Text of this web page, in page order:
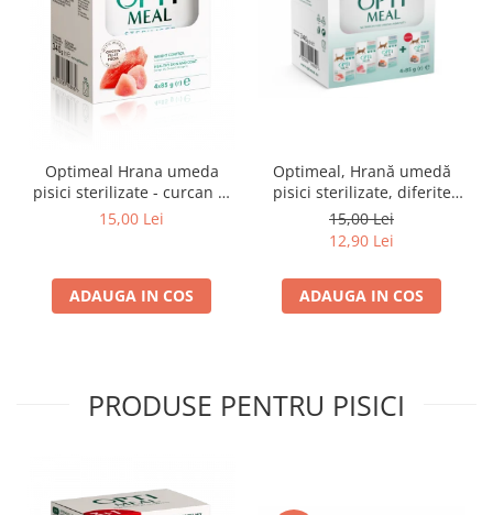
Optimeal Hrana umeda
pisici sterilizate - curcan si
pui in sos, set 3+1,
15,00 Lei
ADAUGA IN COS
Optimeal, Hrană umedă
pisici sterilizate, diferite
arome, (3+1), 0.34kg
15,00 Lei
12,90 Lei
ADAUGA IN COS
PRODUSE PENTRU PISICI